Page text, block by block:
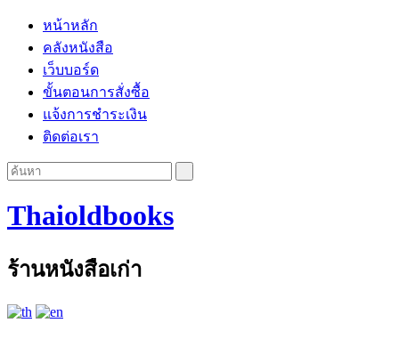
หน้าหลัก
คลังหนังสือ
เว็บบอร์ด
ขั้นตอนการสั่งซื้อ
แจ้งการชำระเงิน
ติดต่อเรา
Thaioldbooks
ร้านหนังสือเก่า